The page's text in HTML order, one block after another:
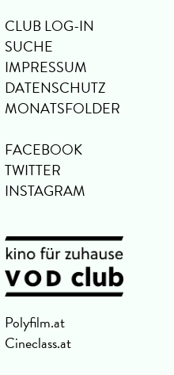
CLUB LOG-IN
SUCHE
IMPRESSUM
DATENSCHUTZ
MONATSFOLDER
FACEBOOK
TWITTER
INSTAGRAM
Polyfilm.at
Cineclass.at